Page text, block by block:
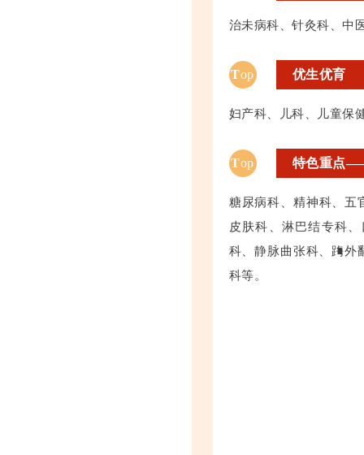
治未病科、针灸科、中
Top 优生优育
妇产科、儿科、儿童保
Top 特色重点
糖尿病科、精神科、五
皮肤科、淋巴结专科
科、静脉曲张科、踇外
科等。